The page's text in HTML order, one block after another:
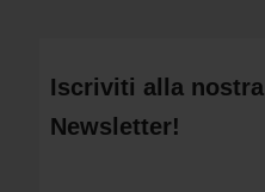
Iscriviti alla nostra
Newsletter!